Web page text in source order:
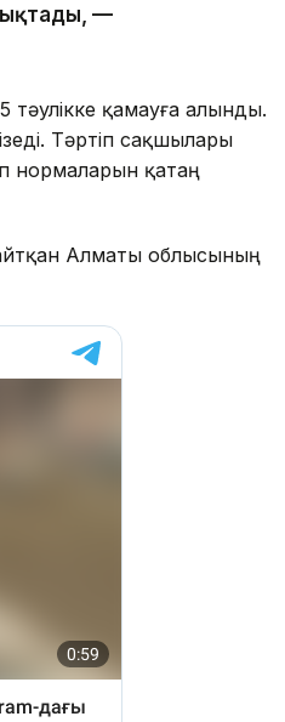
—
қамауға алынды.
Тәртіп сақшылары
нормаларын қатаң
Алматы облысының